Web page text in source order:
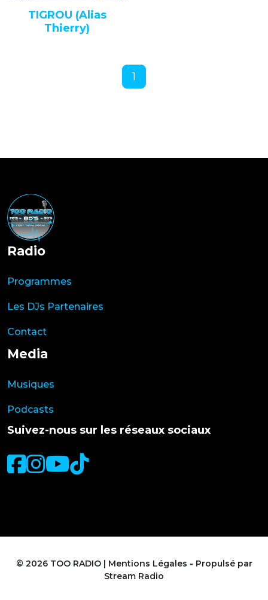
TIGROU (Alias
Thierry)
1
Radio
Programmes
Les DJs Partenaires
Contact
Media
Musiques
Podcasts
Suivez-nous sur les réseaux sociaux
© 2026 TOO RADIO | Mentions Légales - Propulsé par
Stream Radio